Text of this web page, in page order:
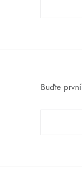
n
c
n
Buďte